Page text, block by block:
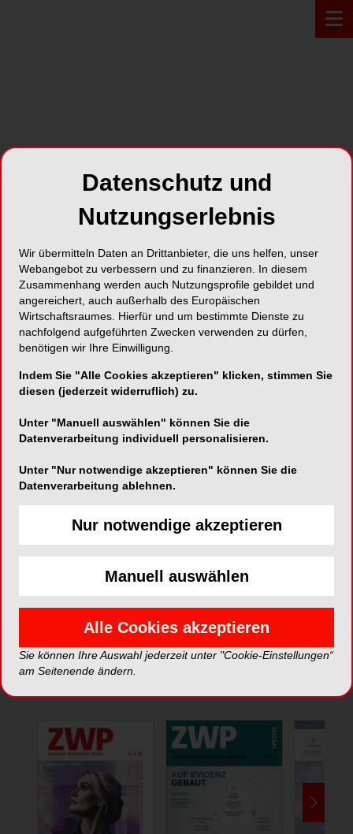
PROFIL*
FKG Dentaire
2304 La Chaux-de-Fonds
Karte
Telefon:
+41 32 924 22 44
YouTube
spiegeln nicht die Meinung der Redaktion wider.
Datenschutz und
Nutzungserlebnis
Wir übermitteln Daten an Drittanbieter, die uns helfen, unser
Webangebot zu verbessern und zu finanzieren. In diesem
Zusammenhang werden auch Nutzungsprofile gebildet und
angereichert, auch außerhalb des Europäischen
Wirtschaftsraumes. Hierfür und um bestimmte Dienste zu
nachfolgend aufgeführten Zwecken verwenden zu dürfen,
benötigen wir Ihre Einwilligung.
Indem Sie "Alle Cookies akzeptieren" klicken, stimmen Sie
diesen (jederzeit widerruflich) zu.
Unter "Manuell auswählen" können Sie die
Datenverarbeitung individuell personalisieren.
Unter "Nur notwendige akzeptieren" können Sie die
Datenverarbeitung ablehnen.
Nur notwendige akzeptieren
Manuell auswählen
Alle Cookies akzeptieren
Sie können Ihre Auswahl jederzeit unter "Cookie-Einstellungen“
am Seitenende ändern.